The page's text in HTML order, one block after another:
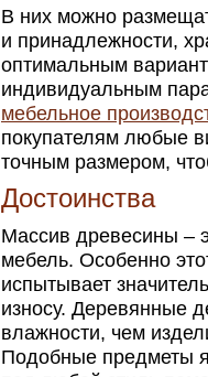
В них можно
и принадлежности,
оптимальным
индивидуальным
мебельное
покупателям любые
точным размером,
Достоинства
Массив древесины –
мебель. Особенно
испытывает
износу. Деревянные
влажности, чем
Подобные предметы